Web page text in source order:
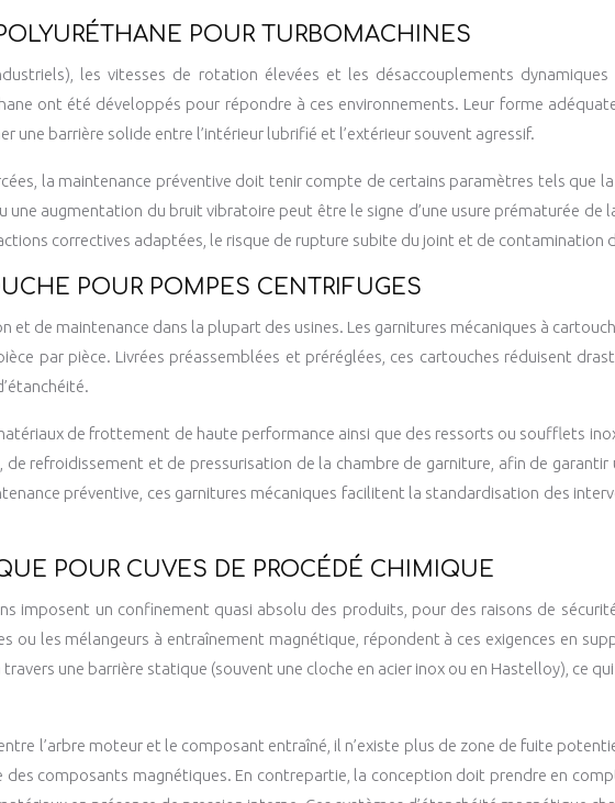
POUR TURBOMACHINES
les vitesses de rotation élevées et les désaccouplements
ont été développés pour répondre à ces environnements. Leur forme
une barrière solide entre l’intérieur lubrifié et l’extérieur souvent agressif.
la maintenance préventive doit tenir compte de certains paramètres tels que
augmentation du bruit vibratoire peut être le signe d’une usure prématurée de
correctives adaptées, le risque de rupture subite du joint et de contamination
POUR POMPES CENTRIFUGES
de maintenance dans la plupart des usines. Les garnitures mécaniques à
par pièce. Livrées préassemblées et préréglées, ces cartouches réduisent
de frottement de haute performance ainsi que des ressorts ou soufflets
refroidissement et de pressurisation de la chambre de garniture, afin de
préventive, ces garnitures mécaniques facilitent la standardisation des
POUR CUVES DE PROCÉDÉ CHIMIQUE
imposent un confinement quasi absolu des produits, pour des raisons de
ou les mélangeurs à entraînement magnétique, répondent à ces exigences en
une barrière statique (souvent une cloche en acier inox ou en Hastelloy), ce
l’arbre moteur et le composant entraîné, il n’existe plus de zone de fuite
composants magnétiques. En contrepartie, la conception doit prendre en